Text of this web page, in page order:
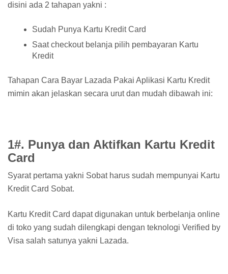
disini ada 2 tahapan yakni :
Sudah Punya Kartu Kredit Card
Saat checkout belanja pilih pembayaran Kartu
Kredit
Tahapan Cara Bayar Lazada Pakai Aplikasi Kartu Kredit
mimin akan jelaskan secara urut dan mudah dibawah ini:
1#. Punya dan Aktifkan Kartu Kredit
Card
Syarat pertama yakni Sobat harus sudah mempunyai Kartu
Kredit Card Sobat.
Kartu Kredit Card dapat digunakan untuk berbelanja online
di toko yang sudah dilengkapi dengan teknologi Verified by
Visa salah satunya yakni Lazada.